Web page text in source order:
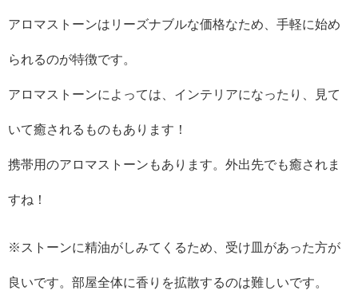
アロマストーンはリーズナブルな価格なため、手軽に始め
られるのが特徴です。
アロマストーンによっては、インテリアになったり、見て
いて癒されるものもあります！
携帯用のアロマストーンもあります。外出先でも癒されま
すね！
※ストーンに精油がしみてくるため、受け皿があった方が
良いです。部屋全体に香りを拡散するのは難しいです。